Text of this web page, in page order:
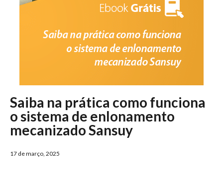
Saiba na prática como funciona
o sistema de enlonamento
mecanizado Sansuy
17 de março, 2025